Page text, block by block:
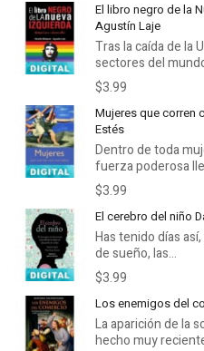
El libro negro de la
Agustín Laje
Tras la caída de la
sectores del
$3.99
Mujeres que corren
Estés
Dentro de toda
fuerza poderosa
$3.99
El cerebro del niño
Has tenido días
de sueño, las...
$3.99
Los enemigos del
La aparición de la
hecho muy